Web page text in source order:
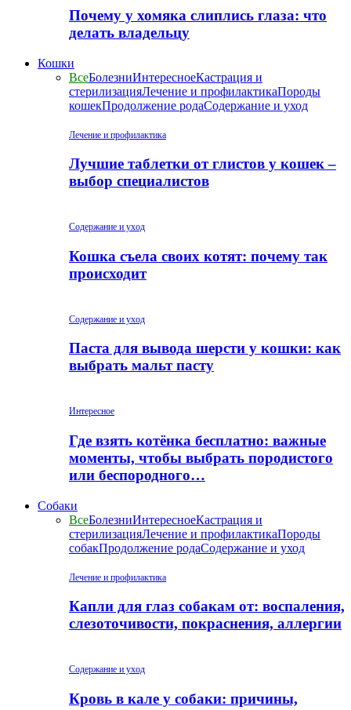
Почему у хомяка слиплись глаза: что
делать владельцу
Кошки
ВсеБолезниИнтересноеКастрация и
стерилизацияЛечение и профилактикаПороды
кошекПродолжение родаСодержание и уход
Лечение и профилактика
Лучшие таблетки от глистов у кошек –
выбор специалистов
Содержание и уход
Кошка съела своих котят: почему так
происходит
Содержание и уход
Паста для вывода шерсти у кошки: как
выбрать мальт пасту
Интересное
Где взять котёнка бесплатно: важные
моменты, чтобы выбрать породистого
или беспородного…
Собаки
ВсеБолезниИнтересноеКастрация и
стерилизацияЛечение и профилактикаПороды
собакПродолжение родаСодержание и уход
Лечение и профилактика
Капли для глаз собакам от: воспаления,
слезоточивости, покраснения, аллергии
Содержание и уход
Кровь в кале у собаки: причины,